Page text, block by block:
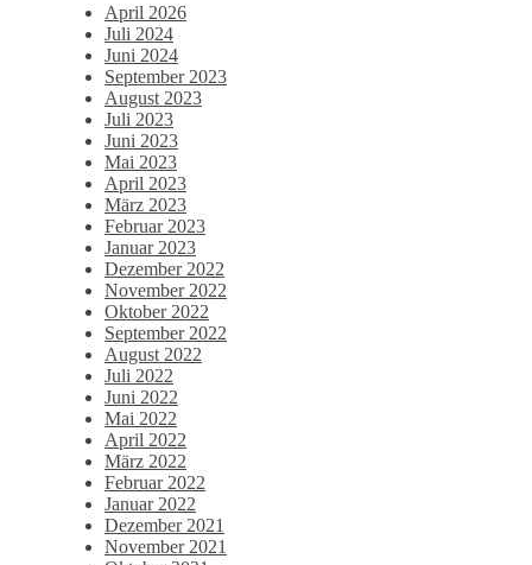
April 2026
Juli 2024
Juni 2024
September 2023
August 2023
Juli 2023
Juni 2023
Mai 2023
April 2023
März 2023
Februar 2023
Januar 2023
Dezember 2022
November 2022
Oktober 2022
September 2022
August 2022
Juli 2022
Juni 2022
Mai 2022
April 2022
März 2022
Februar 2022
Januar 2022
Dezember 2021
November 2021